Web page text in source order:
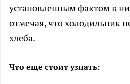
установленным фактом в
отмечая, что холодильник
хлеба.
Что еще стоит узнать: